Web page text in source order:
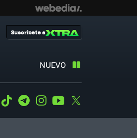
NUEVO
Suscríbete a
WhatsApp
Tiktok TelegramInstagramYoutube